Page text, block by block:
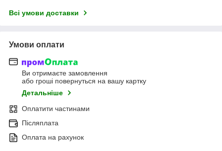
Всі умови доставки
Умови оплати
Ви отримаєте замовлення
або гроші повернуться на вашу картку
Детальніше
Оплатити частинами
Післяплата
Оплата на рахунок